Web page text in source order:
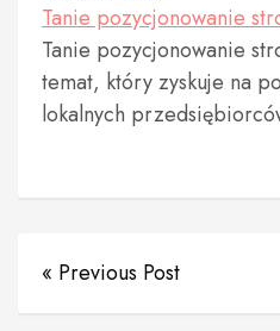
Tanie pozycjonowanie
Tanie pozycjonowanie
temat, który zyskuje na
lokalnych
« Previous Post